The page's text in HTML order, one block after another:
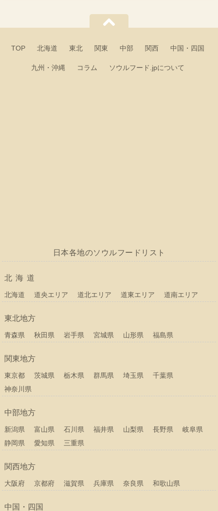
TOP 北海道 東北 関東 中部 関西 中国・四国
九州・沖縄 コラム ソウルフード.jpについて
日本各地のソウルフードリスト
北海道
北海道 道央エリア 道北エリア 道東エリア 道南エリア
東北地方
青森県 秋田県 岩手県 宮城県 山形県 福島県
関東地方
東京都 茨城県 栃木県 群馬県 埼玉県
千葉県
神奈川県
中部地方
新潟県 富山県 石川県 福井県 山梨県 長野県
岐阜県
静岡県
愛知県 三重県
関西地方
大阪府 京都府 滋賀県 兵庫県 奈良県 和歌山県
中国・四国